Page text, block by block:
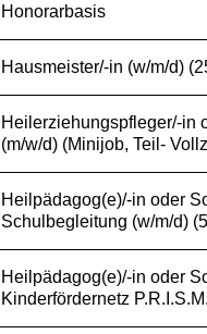
Honorarbasis
Hausmeister/-in (w/m/d)
Heilerziehungspfleger/-in
(m/w/d) (Minijob, Teil-
Heilpädagog(e)/-in oder
Schulbegleitung (w/m/d)
Heilpädagog(e)/-in oder
Kinderfördernetz